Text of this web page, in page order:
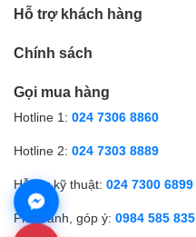
Hỗ trợ khách hàng
Chính sách
Gọi mua hàng
Hotline 1: 024 7306 8860
Hotline 2: 024 7303 8889
Hỗ trợ kỹ thuật: 024 7300 6899
Phản ánh, góp ý: 0984 585 835